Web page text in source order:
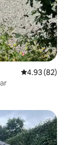
Calificación
4.93 (82)